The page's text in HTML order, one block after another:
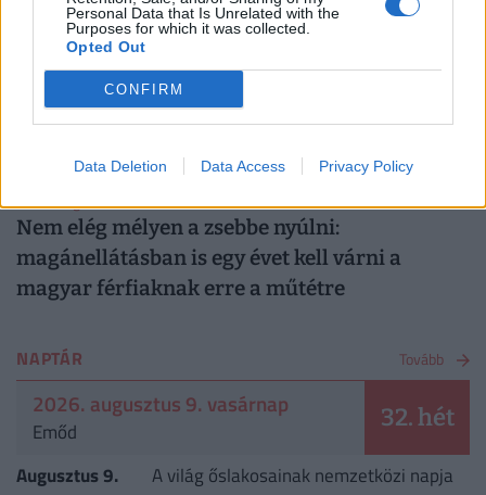
Personal Data that Is Unrelated with the
Purposes for which it was collected.
Opted Out
CONFIRM
Data Deletion Data Access Privacy Policy
Vezetői engedély megszerzésének menete, ára
2026. augusztus 8.
Ennyit keres egy motoros ételfutár egyetlen
hét alatt 2026-ban Budapesten: főállásban is
durván megéri
2026. augusztus 8.
Nem elég mélyen a zsebbe nyúlni:
magánellátásban is egy évet kell várni a
magyar férfiaknak erre a műtétre
NAPTÁR Tovább
2026. augusztus 9. vasárnap
Emőd 32. hét
Augusztus 9.
A világ őslakosainak nemzetközi napja